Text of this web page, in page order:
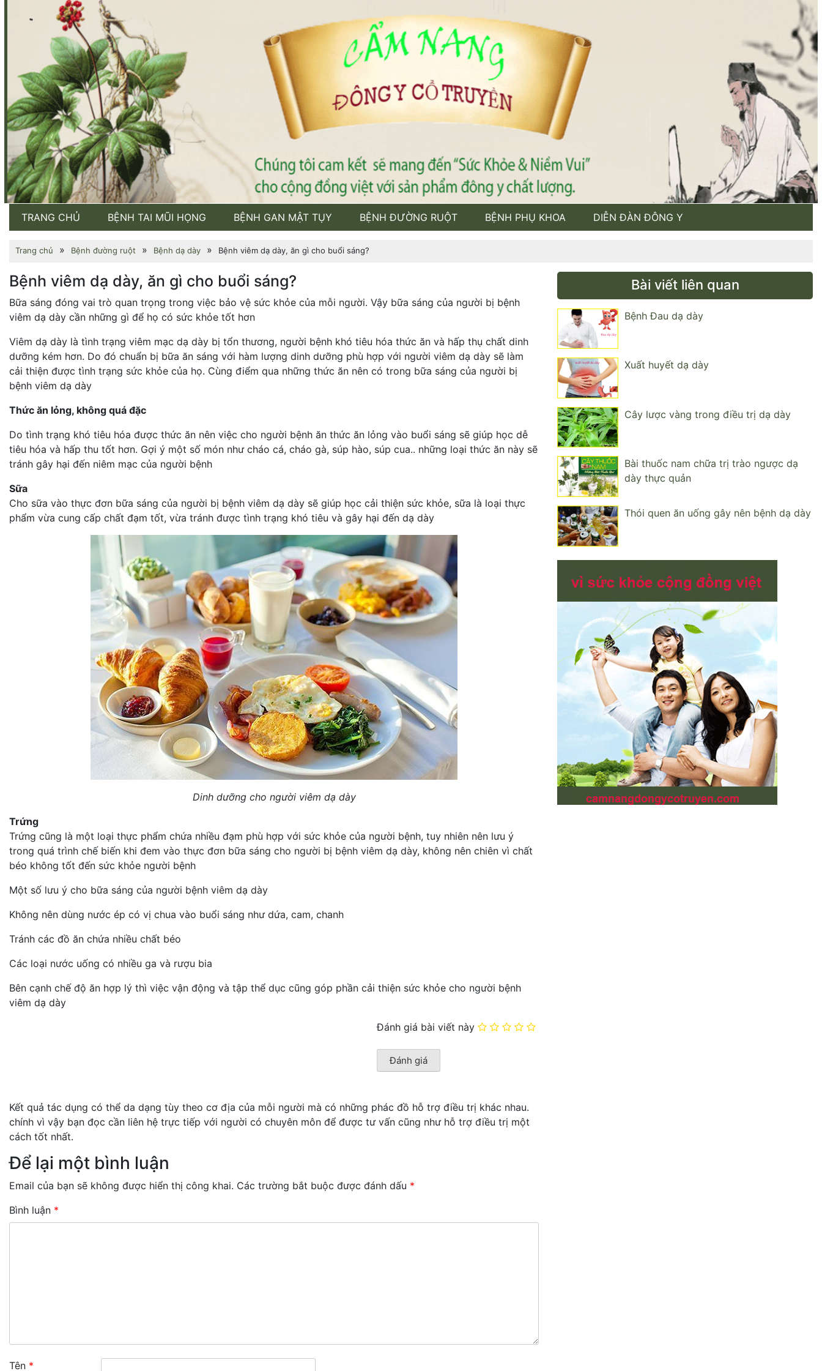
TRANG CHỦ BỆNH TAI MŨI HỌNG BỆNH GAN MẬT TỤY BỆNH ĐƯỜNG RUỘT BỆNH PHỤ KHOA DIỄN ĐÀN ĐÔNG Y
Trang chủ » Bệnh đường ruột » Bệnh dạ dày » Bệnh viêm dạ dày, ăn gì cho buổi sáng?
Bệnh viêm dạ dày, ăn gì cho buổi sáng?
Bữa sáng đóng vai trò quan trọng trong việc bảo vệ sức khỏe của mỗi người. Vậy bữa sáng của người bị bệnh
viêm dạ dày cần những gì để họ có sức khỏe tốt hơn
Viêm dạ dày là tình trạng viêm mạc dạ dày bị tổn thương, người bệnh khó tiêu hóa thức ăn và hấp thụ chất dinh
dưỡng kém hơn. Do đó chuẩn bị bữa ăn sáng với hàm lượng dinh dưỡng phù hợp với người viêm dạ dày sẽ làm
cải thiện được tình trạng sức khỏe của họ. Cùng điểm qua những thức ăn nên có trong bữa sáng của người bị
bệnh viêm dạ dày
Thức ăn lỏng, không quá đặc
Do tình trạng khó tiêu hóa được thức ăn nên việc cho người bệnh ăn thức ăn lỏng vào buổi sáng sẽ giúp học dễ
tiêu hóa và hấp thu tốt hơn. Gợi ý một số món như cháo cá, cháo gà, súp hào, súp cua.. những loại thức ăn này sẽ
tránh gây hại đến niêm mạc của người bệnh
Sữa
Cho sữa vào thực đơn bữa sáng của người bị bệnh viêm dạ dày sẽ giúp học cải thiện sức khỏe, sữa là loại thực
phẩm vừa cung cấp chất đạm tốt, vừa tránh được tình trạng khó tiêu và gây hại đến dạ dày
Dinh dưỡng cho người viêm dạ dày
Trứng
Trứng cũng là một loại thực phẩm chứa nhiều đạm phù hợp với sức khỏe của người bệnh, tuy nhiên nên lưu ý
trong quá trình chế biến khi đem vào thực đơn bữa sáng cho người bị bệnh viêm dạ dày, không nên chiên vì chất
béo không tốt đến sức khỏe người bệnh
Một số lưu ý cho bữa sáng của người bệnh viêm dạ dày
Không nên dùng nước ép có vị chua vào buổi sáng như dứa, cam, chanh
Tránh các đồ ăn chứa nhiều chất béo
Các loại nước uống có nhiều ga và rượu bia
Bên cạnh chế độ ăn hợp lý thì việc vận động và tập thể dục cũng góp phần cải thiện sức khỏe cho người bệnh
viêm dạ dày
Đánh giá bài viết này
Kết quả tác dụng có thể da dạng tùy theo cơ địa của mỗi người mà có những phác đồ hỗ trợ điều trị khác nhau.
chính vì vậy bạn đọc cần liên hệ trực tiếp với người có chuyên môn để được tư vấn cũng như hỗ trợ điều trị một
cách tốt nhất.
Để lại một bình luận
Email của bạn sẽ không được hiển thị công khai. Các trường bắt buộc được đánh dấu *
Bình luận *
Tên *
Bài viết liên quan
Bệnh Đau dạ dày
Xuất huyết dạ dày
Cây lược vàng trong điều trị dạ dày
Bài thuốc nam chữa trị trào ngược dạ
dày thực quản
Thói quen ăn uống gây nên bệnh dạ dày